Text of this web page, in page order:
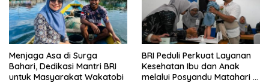
Menjaga Asa di Surga
Bahari, Dedikasi Mantri BRI
untuk Masyarakat Wakatobi
BRI Peduli Perkuat Layanan
Kesehatan Ibu dan Anak
melalui Posyandu Matahari di